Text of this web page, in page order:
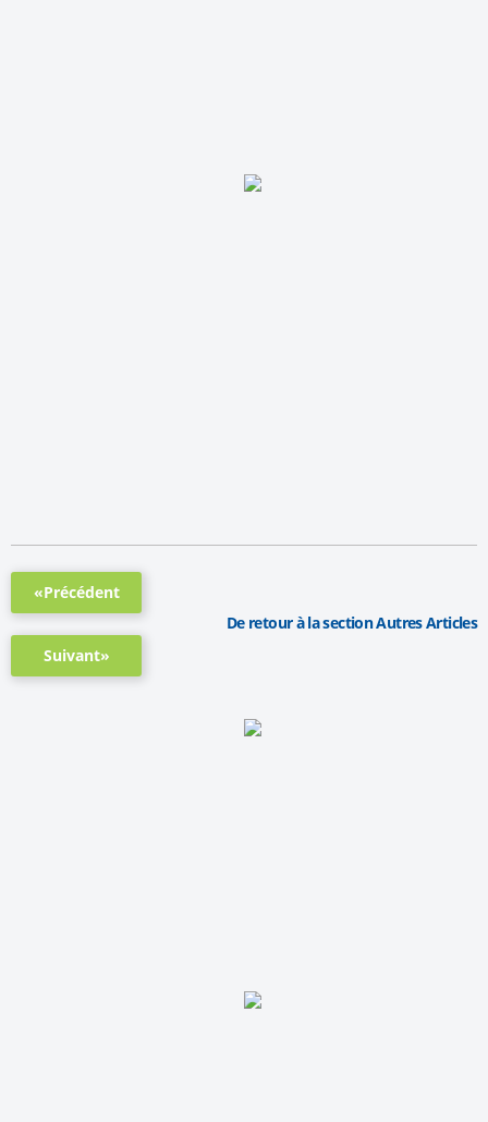
«Précédent
Suivant»
De retour à la section Autres Articles